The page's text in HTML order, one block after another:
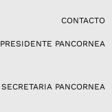
CONTACTO
PRESIDENTE PANCORNEA
SECRETARIA PANCORNEA